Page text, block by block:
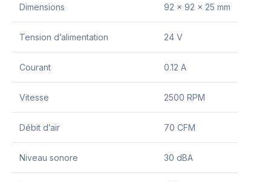
Dimensions 92 x 92 x 25 mm
Tension d’alimentation 24 V
Courant 0.12 A
Vitesse 2500 RPM
Débit d’air 70 CFM
Niveau sonore 30 dBA